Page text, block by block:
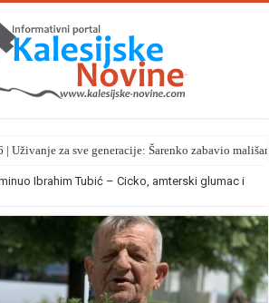
Uživanje za sve generacije: Šarenko zabavio
Ibrahim Tubić – Cicko, amterski glumac i